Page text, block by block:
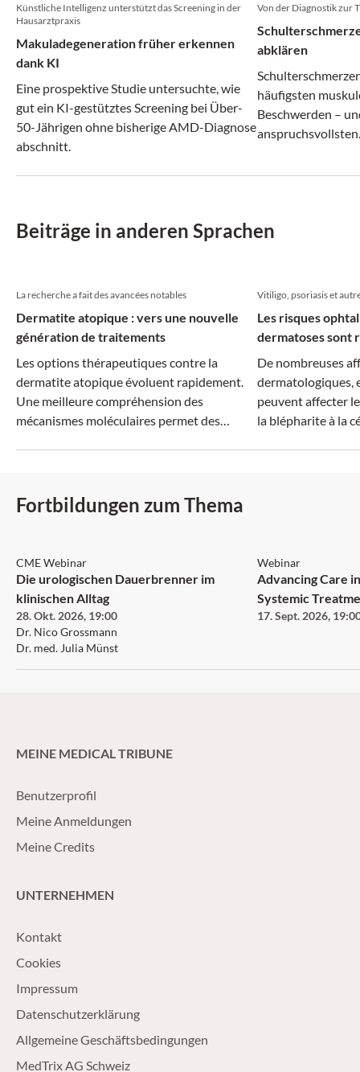
Künstliche Intelligenz unterstützt das Screening in der
Hausarztpraxis
Makuladegeneration früher erkennen
dank KI
Eine prospektive Studie untersuchte, wie
gut ein KI-gestütztes Screening bei Über-
50-Jährigen ohne bisherige AMD-Diagnose
abschnitt.
Von der Diagnostik zur
abklären
häufigsten
Beschwerden –
Beiträge in anderen Sprachen
La recherche a fait des avancées notables
Dermatite atopique : vers une nouvelle
génération de traitements
Les options thérapeutiques contre la
dermatite atopique évoluent rapidement.
Une meilleure compréhension des
mécanismes moléculaires permet des
Vitiligo, psoriasis et
Les risques
dermatoses sont
De nombreuses
dermatologiques,
peuvent affecter
la blépharite à la
Fortbildungen zum Thema
CME Webinar
Die urologischen Dauerbrenner im
klinischen Alltag
28. Okt. 2026, 19:00
Dr. Nico Grossmann
Dr. med. Julia Münst
Webinar
Advancing Care
Systemic
17. Sept. 2026,
MEINE MEDICAL TRIBUNE
Benutzerprofil
Meine Anmeldungen
Meine Credits
UNTERNEHMEN
Kontakt
Cookies
Impressum
Datenschutzerklärung
Allgemeine Geschäftsbedingungen
MedTrix AG Schweiz